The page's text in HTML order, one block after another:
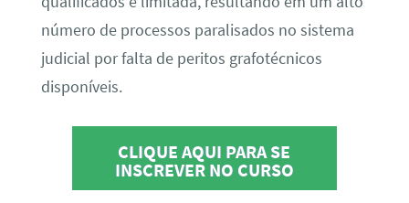
número de processos paralisados no sistema
judicial por falta de peritos grafotécnicos
disponíveis.
CLIQUE AQUI PARA SE
INSCREVER NO CURSO